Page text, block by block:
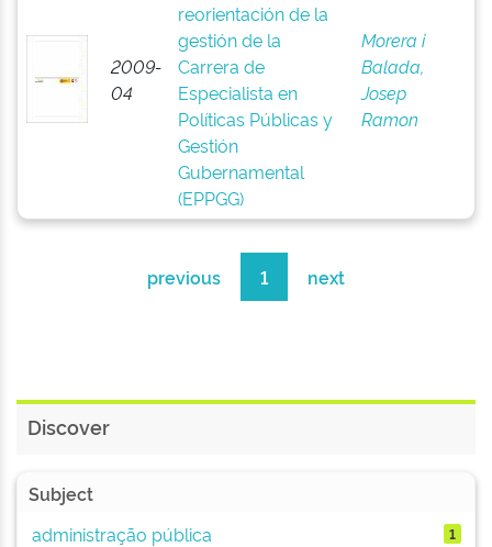
2009-
04
reorientación de la
gestión de la
Carrera de
Especialista en
Políticas Públicas y
Gestión
Gubernamental
(EPPGG)
Morera i
Balada,
Josep
Ramon
previous 1 next
Discover
Subject
administração pública
1